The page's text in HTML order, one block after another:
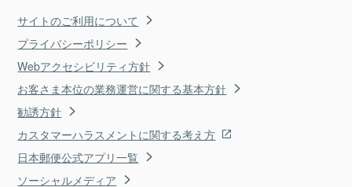
サイトのご利用について
プライバシーポリシー
Webアクセシビリティ方針
お客さま本位の業務運営に関する基本方針
勧誘方針
カスタマーハラスメントに関する考え方
日本郵便公式アプリ一覧
ソーシャルメディア